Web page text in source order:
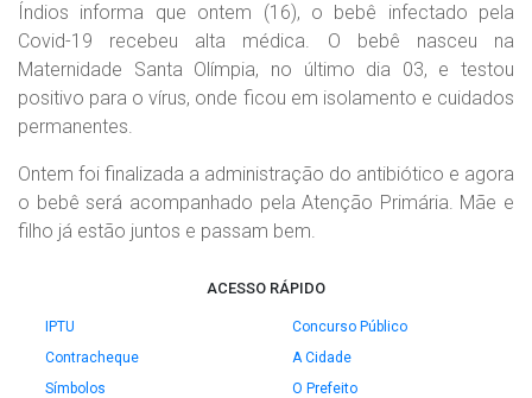
Índios informa que ontem (16), o bebê infectado pela
Covid-19 recebeu alta médica. O bebê nasceu na
Maternidade Santa Olímpia, no último dia 03, e testou
positivo para o vírus, onde ficou em isolamento e cuidados
permanentes.
Ontem foi finalizada a administração do antibiótico e agora
o bebê será acompanhado pela Atenção Primária. Mãe e
filho já estão juntos e passam bem.
ACESSO RÁPIDO
IPTU
Concurso Público
Contracheque
A Cidade
Símbolos
O Prefeito